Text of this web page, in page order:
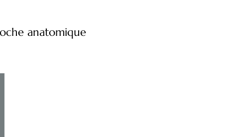
anatomique